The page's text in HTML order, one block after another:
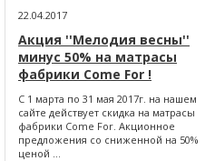
22.04.2017
Акция ''Мелодия весны''
минус 50% на матрасы
фабрики Come For !
С 1 марта по 31 мая 2017г. на нашем
сайте действует скидка на матрасы
фабрики Come For. Акционное
предложения со сниженной на 50%
ценой ...